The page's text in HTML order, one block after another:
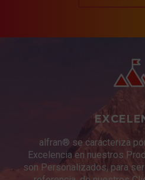
alfran® se caracteriza
Excelencia en nuestros
son Personalizados, para